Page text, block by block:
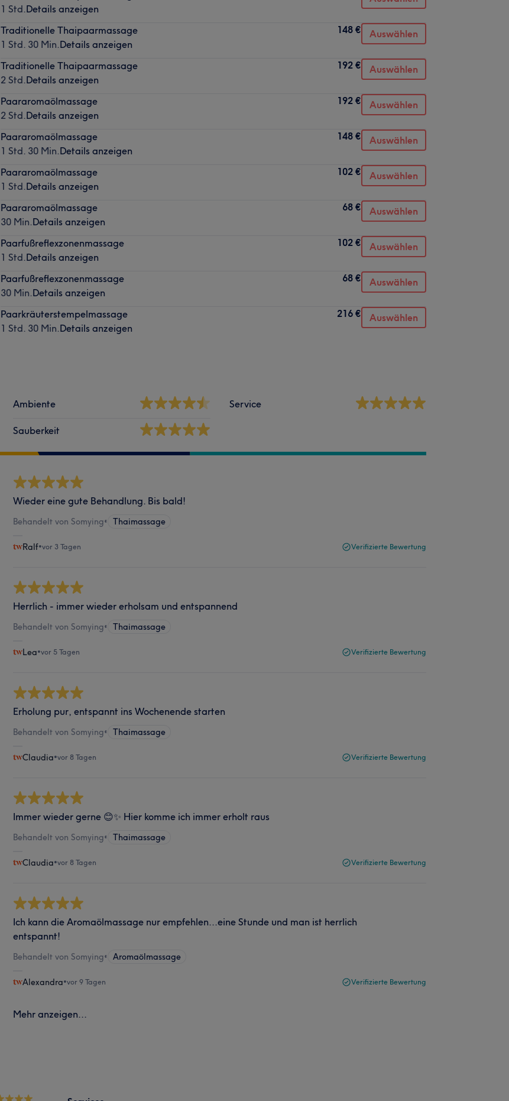
1 Std.Details anzeigen
Traditionelle Thaipaarmassage
1 Std. 30 Min.Details anzeigen
148 € Auswählen
Traditionelle Thaipaarmassage
2 Std.Details anzeigen
192 € Auswählen
Paararomaölmassage
2 Std.Details anzeigen
192 € Auswählen
Paararomaölmassage
1 Std. 30 Min.Details anzeigen
148 € Auswählen
Paararomaölmassage
1 Std.Details anzeigen
102 € Auswählen
Paararomaölmassage
30 Min.Details anzeigen
68 € Auswählen
Paarfußreflexzonenmassage
1 Std.Details anzeigen
102 € Auswählen
Paarfußreflexzonenmassage
30 Min.Details anzeigen
68 € Auswählen
Paarkräuterstempelmassage
1 Std. 30 Min.Details anzeigen
216 € Auswählen
Ambiente
Sauberkeit
Service
Wieder eine gute Behandlung. Bis bald!
Behandelt von Somying• Thaimassage
Ralf•vor 3 Tagen Verifizierte Bewertung
Herrlich - immer wieder erholsam und entspannend
Behandelt von Somying• Thaimassage
Lea•vor 5 Tagen Verifizierte Bewertung
Erholung pur, entspannt ins Wochenende starten
Behandelt von Somying• Thaimassage
Claudia•vor 8 Tagen Verifizierte Bewertung
Immer wieder gerne 😊✨ Hier komme ich immer erholt raus
Behandelt von Somying• Thaimassage
Claudia•vor 8 Tagen Verifizierte Bewertung
Ich kann die Aromaölmassage nur empfehlen...eine Stunde und man ist herrlich
entspannt!
Behandelt von Somying• Aromaölmassage
Alexandra•vor 9 Tagen Verifizierte Bewertung
Mehr anzeigen...